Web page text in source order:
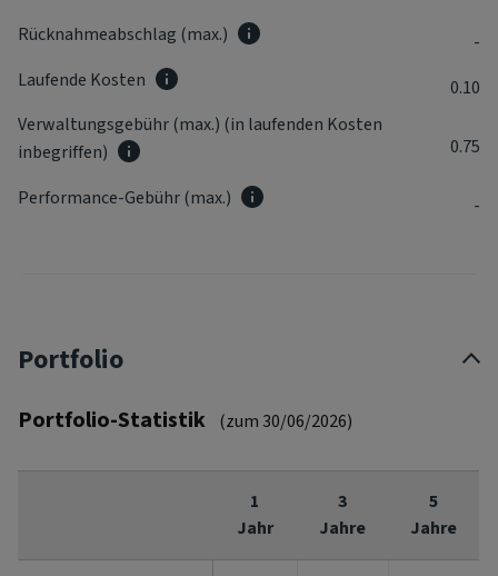
Rücknahmeabschlag (max.)
-
Laufende Kosten
0.10
Verwaltungsgebühr (max.) (in laufenden Kosten
inbegriffen)
0.75
Performance-Gebühr (max.) -
Portfolio
Portfolio-Statistik (zum 30/06/2026)
1
Jahr
3
Jahre
5
Jahre